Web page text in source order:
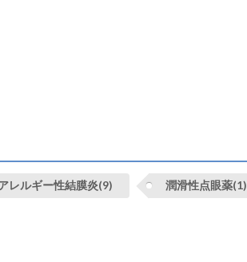
レルギー性結膜炎(9) 潤滑性点眼薬(1)